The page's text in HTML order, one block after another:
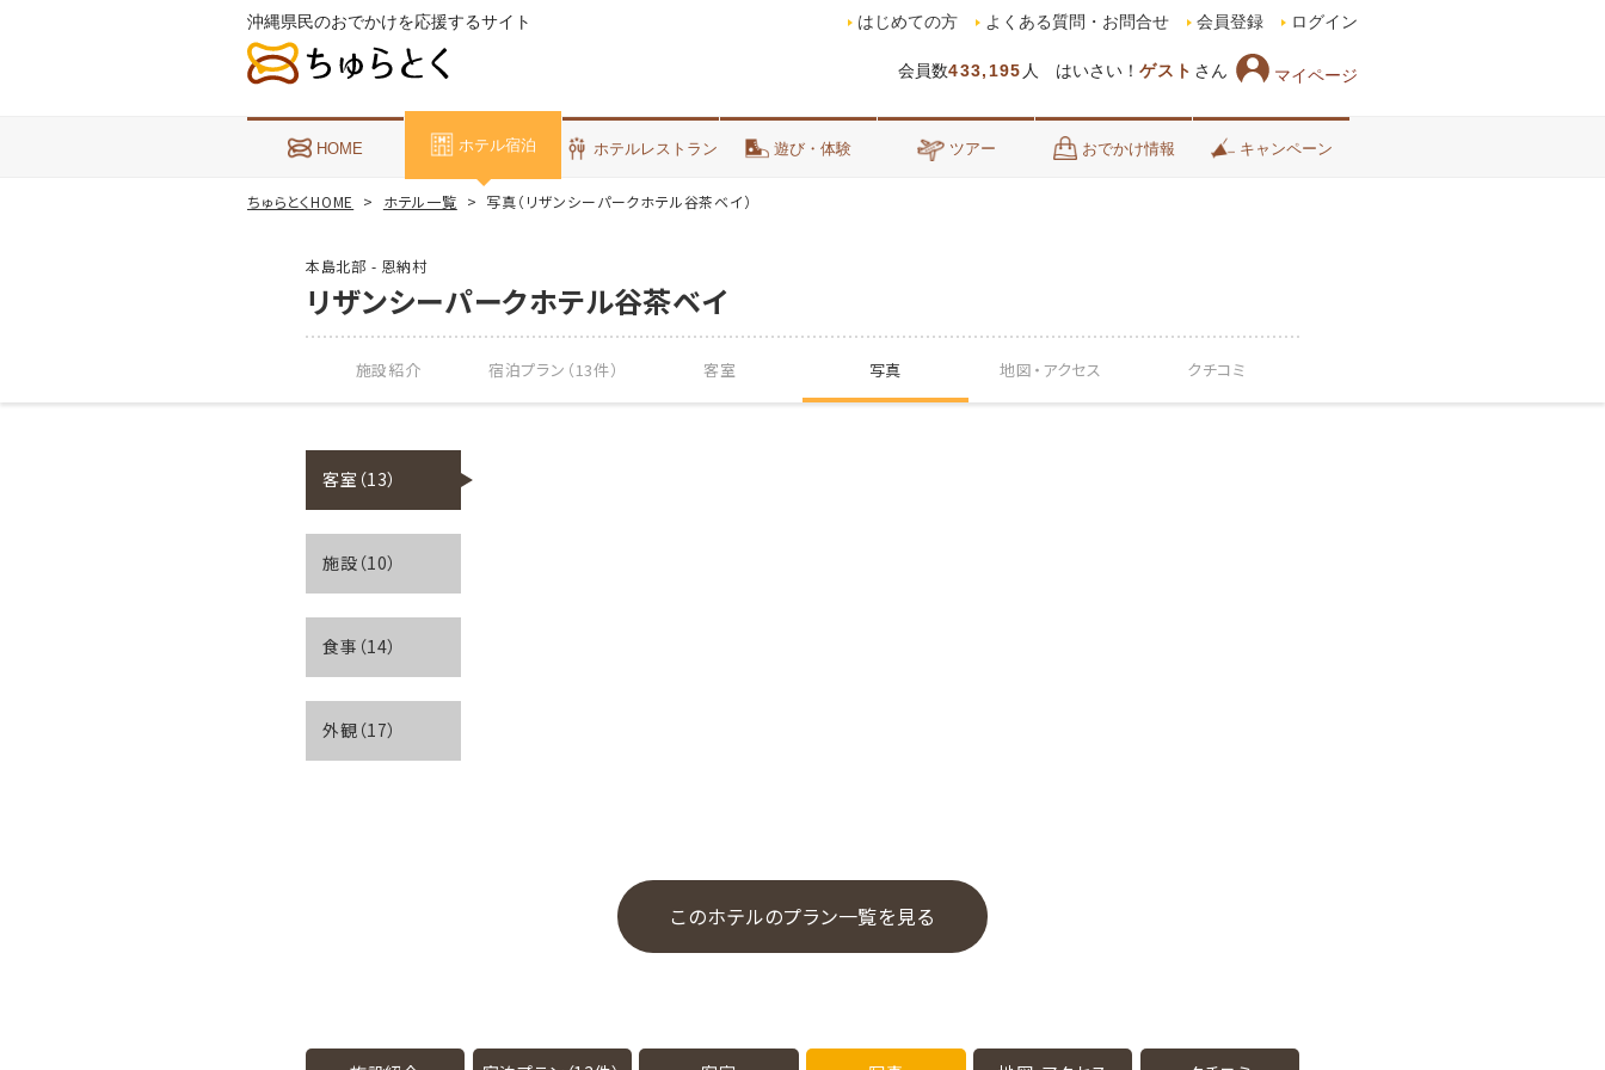
沖縄県民のおでかけを応援するサイト
会員数433,195 人 はいさい！ ゲスト さん マイページ
はじめての方 よくある質問・お問合せ 会員登録 ログイン
HOME ホテル宿泊 ホテルレストラン 遊び・体験 ツアー おでかけ情報 キャンペーン
ちゅらとくHOME ホテル一覧 写真（リザンシーパークホテル谷茶ベイ）
本島北部 - 恩納村
リザンシーパークホテル谷茶ベイ
施設紹介 宿泊プラン（13件） 客室 写真 地図・ アクセス クチコミ
客室（13）
施設（10）
食事（14）
外観（17）
このホテルのプラン一覧を見る